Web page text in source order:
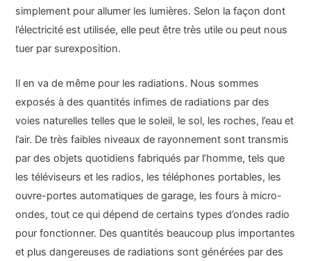
simplement pour allumer les lumières. Selon la façon dont
l’électricité est utilisée, elle peut être très utile ou peut nous
tuer par surexposition.
Il en va de même pour les radiations. Nous sommes
exposés à des quantités infimes de radiations par des
voies naturelles telles que le soleil, le sol, les roches, l’eau et
l’air. De très faibles niveaux de rayonnement sont transmis
par des objets quotidiens fabriqués par l’homme, tels que
les téléviseurs et les radios, les téléphones portables, les
ouvre-portes automatiques de garage, les fours à micro-
ondes, tout ce qui dépend de certains types d’ondes radio
pour fonctionner. Des quantités beaucoup plus importantes
et plus dangereuses de radiations sont générées par des